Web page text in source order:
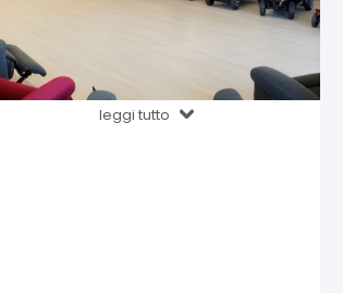
leggi tutto